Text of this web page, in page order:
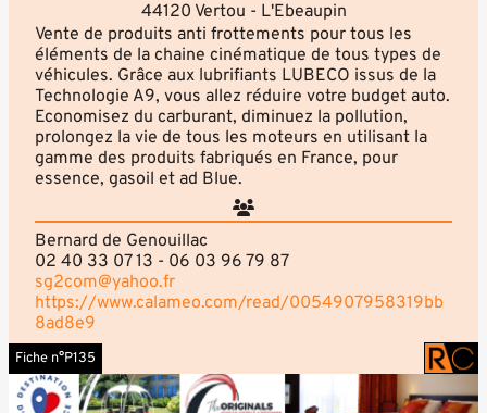
44120 Vertou - L'Ebeaupin
Vente de produits anti frottements pour tous les
éléments de la chaine cinématique de tous types de
véhicules. Grâce aux lubrifiants LUBECO issus de la
Technologie A9, vous allez réduire votre budget auto.
Economisez du carburant, diminuez la pollution,
prolongez la vie de tous les moteurs en utilisant la
gamme des produits fabriqués en France, pour
essence, gasoil et ad Blue.
Bernard de Genouillac
02 40 33 07 13 - 06 03 96 79 87
sg2com@yahoo.fr
https://www.calameo.com/read/0054907958319bb
8ad8e9
Fiche n°P135